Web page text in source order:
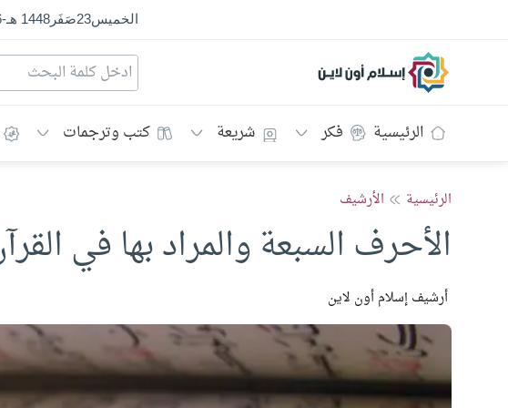
الخميس23صَفَر1448 هـ -
إسلام أون لاين
الرئيسية فكر شريعة كتب وترجمات
الرئيسية الأرشيف
الأحرف السبعة والمراد بها في
أرشيف إسلام أون لاين